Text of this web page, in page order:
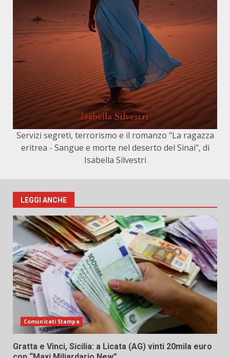
Servizi segreti, terrorismo e il romanzo "La ragazza
eritrea - Sangue e morte nel deserto del Sinai", di
Isabella Silvestri
LEGGI ANCHE
Comunicati Stampa
Gratta e Vinci, Sicilia: a Licata (AG) vinti 20mila euro